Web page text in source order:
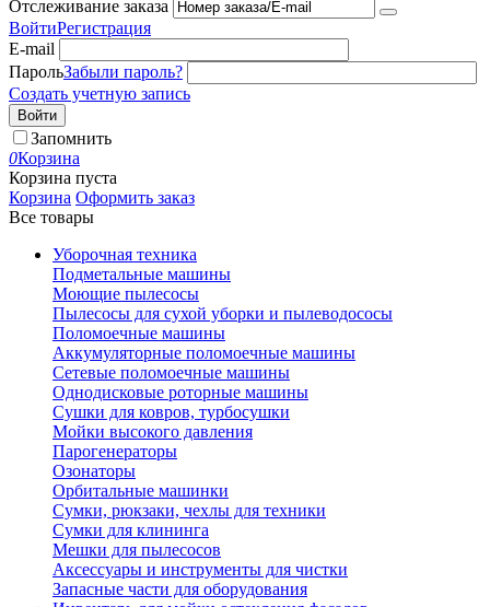
Отслеживание заказа
ВойтиРегистрация
E-mail
ПарольЗабыли пароль?
Создать учетную запись
Войти
Запомнить
0Корзина
Корзина пуста
Корзина Оформить заказ
Все товары
Уборочная техника
Подметальные машины
Моющие пылесосы
Пылесосы для сухой уборки и пылеводососы
Поломоечные машины
Аккумуляторные поломоечные машины
Сетевые поломоечные машины
Однодисковые роторные машины
Сушки для ковров, турбосушки
Мойки высокого давления
Парогенераторы
Озонаторы
Орбитальные машинки
Сумки, рюкзаки, чехлы для техники
Сумки для клининга
Мешки для пылесосов
Аксессуары и инструменты для чистки
Запасные части для оборудования